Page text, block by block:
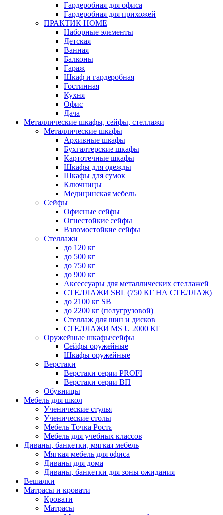
Гардеробная для офиса
Гардеробная для прихожей
ПРАКТИК HOME
Наборные элементы
Детская
Ванная
Балконы
Гараж
Шкаф и гардеробная
Гостинная
Кухня
Офис
Дача
Металлические шкафы, сейфы, стеллажи
Металлические шкафы
Архивные шкафы
Бухгалтерские шкафы
Картотечные шкафы
Шкафы для одежды
Шкафы для сумок
Ключницы
Медицинская мебель
Сейфы
Офисные сейфы
Огнестойкие сейфы
Взломостойкие сейфы
Стеллажи
до 120 кг
до 500 кг
до 750 кг
до 900 кг
Аксессуары для металлических стеллажей
СТЕЛЛАЖИ SBL (750 КГ НА СТЕЛЛАЖ)
до 2100 кг SB
до 2200 кг (полугрузовой)
Стеллаж для шин и дисков
СТЕЛЛАЖИ MS U 2000 КГ
Оружейные шкафы/сейфы
Сейфы оружейные
Шкафы оружейные
Верстаки
Верстаки серии PROFI
Верстаки серии ВП
Обувницы
Мебель для школ
Ученические стулья
Ученические столы
Мебель Точка Роста
Мебель для учебных классов
Диваны, банкетки, мягкая мебель
Мягкая мебель для офиса
Диваны для дома
Диваны, банкетки для зоны ожидания
Вешалки
Матрасы и кровати
Кровати
Матрасы